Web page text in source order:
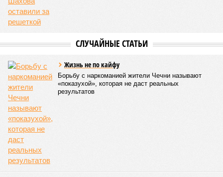
СЛУЧАЙНЫЕ СТАТЬИ
Жизнь не по кайфу
Борьбу с наркоманией жители Чечни называют
«показухой», которая не даст реальных
результатов